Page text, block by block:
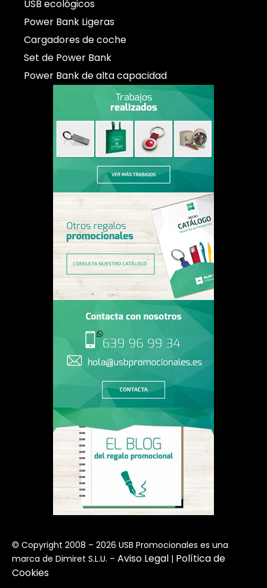
USB ecológicos
Power Bank Ligeras
Cargadores de coche
Set de Power Bank
Power Bank de alta capacidad
© Copyright 2008 – 2026 USB Promocionales es una
marca de Dimiret S.L.U. – Aviso Legal | Política de
Cookies